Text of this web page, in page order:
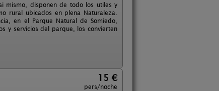
mismo, disponen de todo los utiles y
rural ubicados en plena Naturaleza.
en el Parque Natural de Somiedo,
y servicios del parque, los convierten
15 €
pers/noche